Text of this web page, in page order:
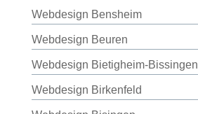
Webdesign Bensheim
Webdesign Beuren
Webdesign Bietigheim-Bissingen
Webdesign Birkenfeld